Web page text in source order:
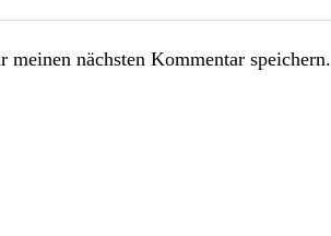
nächsten Kommentar speichern.